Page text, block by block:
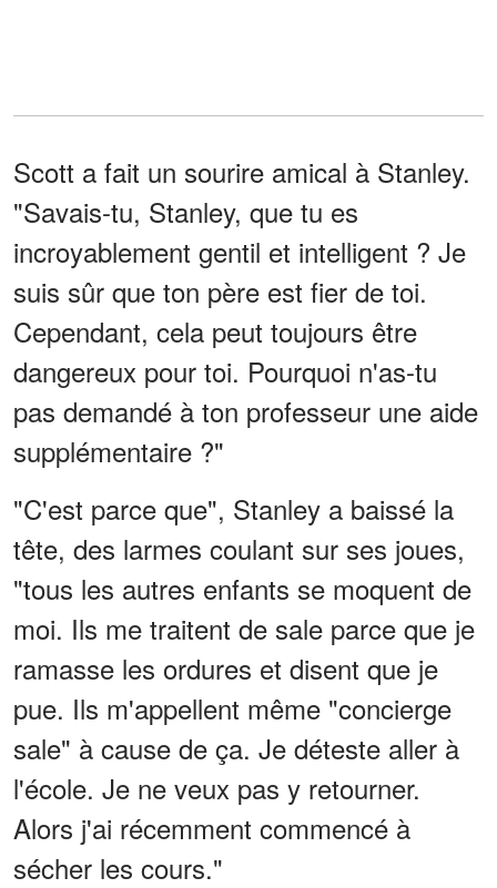
Scott a fait un sourire amical à Stanley.
"Savais-tu, Stanley, que tu es
incroyablement gentil et intelligent ? Je
suis sûr que ton père est fier de toi.
Cependant, cela peut toujours être
dangereux pour toi. Pourquoi n'as-tu
pas demandé à ton professeur une aide
supplémentaire ?"
"C'est parce que", Stanley a baissé la
tête, des larmes coulant sur ses joues,
"tous les autres enfants se moquent de
moi. Ils me traitent de sale parce que je
ramasse les ordures et disent que je
pue. Ils m'appellent même "concierge
sale" à cause de ça. Je déteste aller à
l'école. Je ne veux pas y retourner.
Alors j'ai récemment commencé à
sécher les cours."